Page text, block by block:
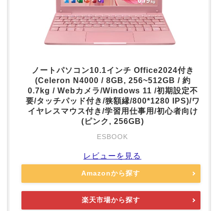
ノートパソコン10.1インチ Office2024付き
(Celeron N4000 / 8GB, 256~512GB / 約
0.7kg / Webカメラ/Windows 11 /初期設定不
要/タッチパッド付き/狭額縁/800*1280 IPS)/ワ
イヤレスマウス付き/学習用仕事用/初心者向け
(ピンク, 256GB)
ESBOOK
レビューを見る
Amazonから探す
楽天市場から探す